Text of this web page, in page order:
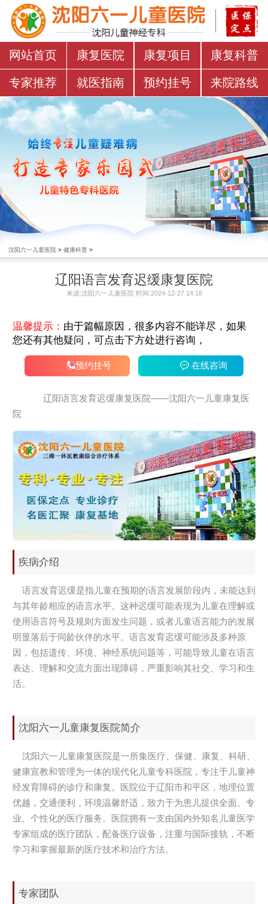
网站首页 康复医院 康复项目 康复科普
专家推荐 就医指南 预约挂号 来院路线
沈阳六一儿童医院 > 健康科普 >
辽阳语言发育迟缓康复医院
来源:沈阳六一儿童医院 时间:2024-12-27 14:18
温馨提示： 由于篇幅原因，很多内容不能详尽，如果
您还有其他疑问，可点击下方处进行咨询，
预约挂号 在线咨询
辽阳语言发育迟缓康复医院——沈阳六一儿童康复医
院
疾病介绍
语言发育迟缓是指儿童在预期的语言发展阶段内，未能达到
与其年龄相应的语言水平。这种迟缓可能表现为儿童在理解或
使用语言符号及规则方面发生问题，或者儿童语言能力的发展
明显落后于同龄伙伴的水平。语言发育迟缓可能涉及多种原
因，包括遗传、环境、神经系统问题等，可能导致儿童在语言
表达、理解和交流方面出现障碍，严重影响其社交、学习和生
活。
沈阳六一儿童康复医院简介
沈阳六一儿童康复医院是一所集医疗、保健、康复、科研、
健康宣教和管理为一体的现代化儿童专科医院，专注于儿童神
经发育障碍的诊疗和康复。医院位于辽阳市和平区，地理位置
优越，交通便利，环境温馨舒适，致力于为患儿提供全面、专
业、个性化的医疗服务。医院拥有一支由国内外知名儿童医学
专家组成的医疗团队，配备医疗设备，注重与国际接轨，不断
学习和掌握最新的医疗技术和治疗方法。
专家团队